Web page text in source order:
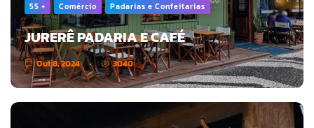
55 + Comércio Padarias e Confeitarias
JURERÊ PADARIA E CAFÉ
Out 8, 2024 3040